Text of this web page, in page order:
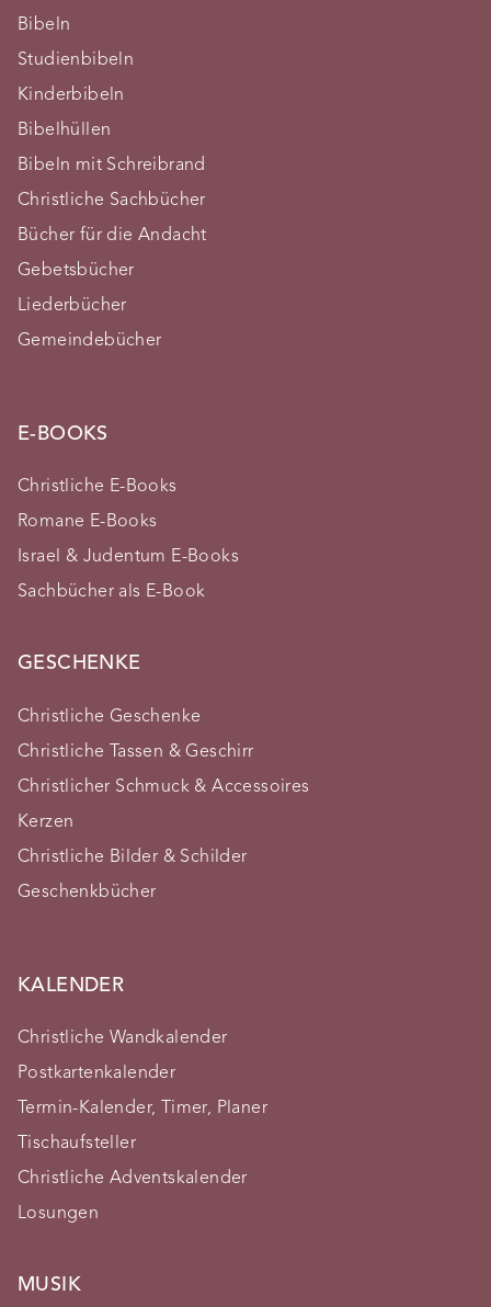
Bibeln
Studienbibeln
Kinderbibeln
Bibelhüllen
Bibeln mit Schreibrand
Christliche Sachbücher
Bücher für die Andacht
Gebetsbücher
Liederbücher
Gemeindebücher
E-BOOKS
Christliche E-Books
Romane E-Books
Israel & Judentum E-Books
Sachbücher als E-Book
GESCHENKE
Christliche Geschenke
Christliche Tassen & Geschirr
Christlicher Schmuck & Accessoires
Kerzen
Christliche Bilder & Schilder
Geschenkbücher
KALENDER
Christliche Wandkalender
Postkartenkalender
Termin-Kalender, Timer, Planer
Tischaufsteller
Christliche Adventskalender
Losungen
MUSIK